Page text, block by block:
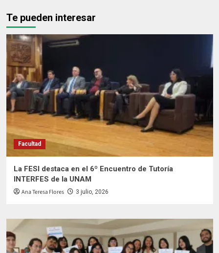
Te pueden interesar
Facultad
La FESI destaca en el 6º Encuentro de Tutoría
INTERFES de la UNAM
Ana Teresa Flores 3 julio, 2026